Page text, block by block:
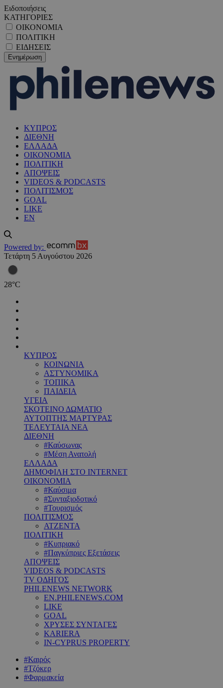
Ειδοποιήσεις
ΚΑΤΗΓΟΡΙΕΣ
ΟΙΚΟΝΟΜΙΑ
ΠΟΛΙΤΙΚΗ
ΕΙΔΗΣΕΙΣ
ΚΥΠΡΟΣ
ΔΙΕΘΝΗ
ΕΛΛΑΔΑ
ΟΙΚΟΝΟΜΙΑ
ΠΟΛΙΤΙΚΗ
ΑΠΟΨΕΙΣ
VIDEOS & PODCASTS
ΠΟΛΙΤΙΣΜΟΣ
GOAL
LIKE
EN
Powered by:
Τετάρτη 5 Αυγούστου 2026
28°C
ΚΥΠΡΟΣ
ΚΟΙΝΩΝΙΑ
ΑΣΤΥΝΟΜΙΚΑ
ΤΟΠΙΚΑ
ΠΑΙΔΕΙΑ
ΥΓΕΙΑ
ΣΚΟΤΕΙΝΟ ΔΩΜΑΤΙΟ
ΑΥΤΟΠΤΗΣ ΜΑΡΤΥΡΑΣ
ΤΕΛΕΥΤΑΙΑ ΝΕΑ
ΔΙΕΘΝΗ
#Καύσωνας
#Μέση Ανατολή
ΕΛΛΑΔΑ
ΔΗΜΟΦΙΛΗ ΣΤΟ INTERNET
ΟΙΚΟΝΟΜΙΑ
#Καύσιμα
#Συνταξιοδοτικό
#Τουρισμός
ΠΟΛΙΤΙΣΜΟΣ
ΑΤΖΕΝΤΑ
ΠΟΛΙΤΙΚΗ
#Κυπριακό
#Παγκύπριες Εξετάσεις
ΑΠΟΨΕΙΣ
VIDEOS & PODCASTS
TV ΟΔΗΓΟΣ
PHILENEWS NETWORK
EN.PHILENEWS.COM
LIKE
GOAL
ΧΡΥΣΕΣ ΣΥΝΤΑΓΕΣ
KARIERA
IN-CYPRUS PROPERTY
#Καιρός
#Τζόκερ
#Φαρμακεία